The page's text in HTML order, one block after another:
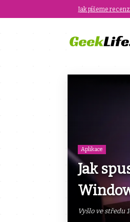
Jak píšeme
Aplikace
Jak
Vyšlo ve středu